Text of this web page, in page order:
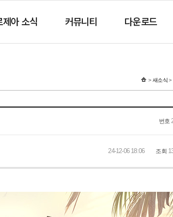
제아 소식 커뮤니티 다운로드
새소식
번호
24-12-06 18:06 조회